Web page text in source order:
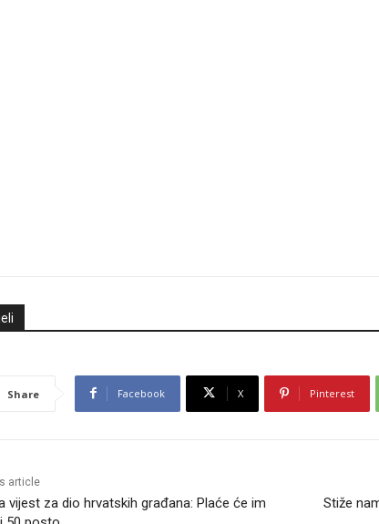
Share Facebook X Pinterest
article
vijest za dio hrvatskih građana: Plaće će im
Stiže